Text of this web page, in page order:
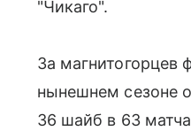
"Чикаго".
За магнитогорцев
нынешнем сезоне
36 шайб в 63